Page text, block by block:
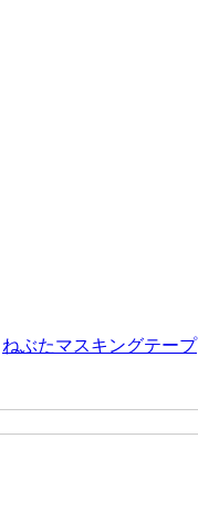
ねぶたマスキングテープ